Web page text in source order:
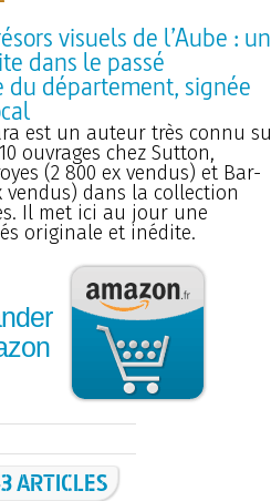
visuels de l’Aube :
dans le passé
département, signée
est un auteur très connu
ouvrages chez Sutton,
(2 800 ex vendus) et Bar-
vendus) dans la collection
Il met ici au jour une
originale et inédite.
ARTICLES